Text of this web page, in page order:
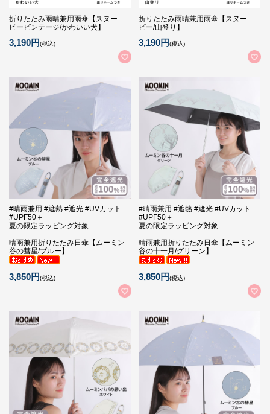
折りたたみ雨晴兼用雨傘【スヌー
ピービンテージ/かわいい犬】
3,190円(税込)
折りたたみ雨晴兼用雨傘【スヌー
ピー/山登り】
3,190円(税込)
#晴雨兼用 #遮熱 #遮光 #UVカット
#UPF50＋
夏の限定ラッピング対象
晴雨兼用折りたたみ日傘【ムーミン
谷の彗星/ブルー】
3,850円(税込)
#晴雨兼用 #遮熱 #遮光 #UVカット
#UPF50＋
夏の限定ラッピング対象
晴雨兼用折りたたみ日傘【ムーミン
谷の十一月/グリーン】
3,850円(税込)